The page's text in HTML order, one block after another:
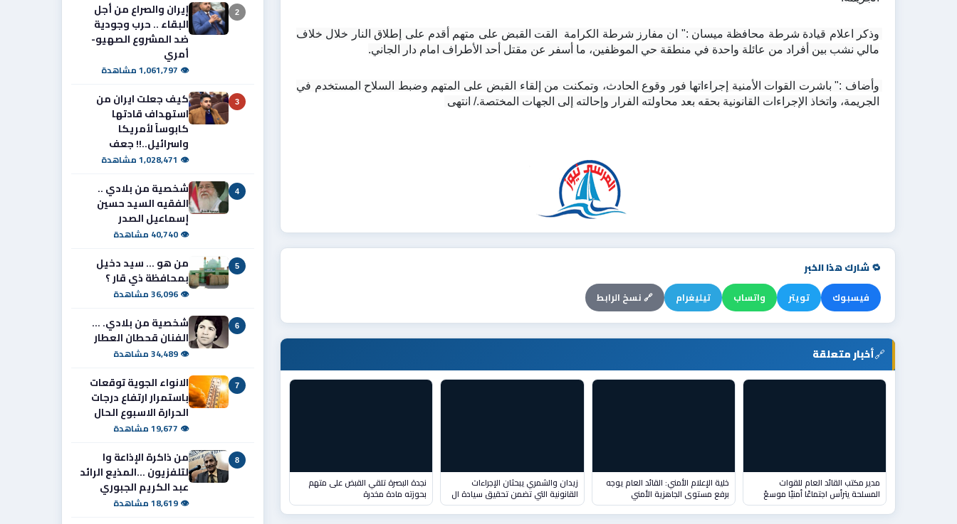
مالي نشب بين أفراد من عائلة واحدة في منطقة حي الموظفين، ما أسفر عن مقتل أحد الأطراف امام دار الجاني.
الجريمة، واتخاذ الإجراءات القانونية بحقه بعد محاولته الفرار وإحالته إلى الجهات المختصة./ انتهى
🔁 شارك هذا الخبر
فيسبوك تويتر واتساب تيليغرام 🔗 نسخ الرابط
🔗أخبار متعلقة
مدير مكتب القائد العام للقوات
المسلحة يترأس اجتماعًا أمنيًا موسعً
خلية الإعلام الأمني: القائد العام يوجه
برفع مستوى الجاهزية الأمني
زيدان والشمري يبحثان الإجراءات
القانونية التي تضمن تحقيق سيادة ال
نجدة البصرة تلقي القبض على متهم
بحوزته مادة مخدرة
2
إيران والصراع من أجل
البقاء .. حرب وجودية
ضد المشروع الصهيو-
أمري
👁 1,061,797 مشاهدة
3
كيف جعلت ايران من
استهداف قادتها
كابوساً لأمريكا
واسرائيل..!! جعف
👁 1,028,471 مشاهدة
4
شخصية من بلادي ..
الفقيه السيد حسين
إسماعيل الصدر
👁 40,740 مشاهدة
5
من هو ... سيد دخيل
بمحافظة ذي قار ؟
👁 36,096 مشاهدة
6
شخصية من بلادي. ...
الفنان قحطان العطار
👁 34,489 مشاهدة
7
الانواء الجوية توقعات
باستمرار ارتفاع درجات
الحرارة الاسبوع الحال
👁 19,677 مشاهدة
8
من ذاكرة الإذاعة وا
لتلفزيون ...المذيع الرائد
عبد الكريم الجبوري
👁 18,619 مشاهدة